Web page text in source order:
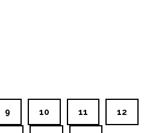
9 10 11 12